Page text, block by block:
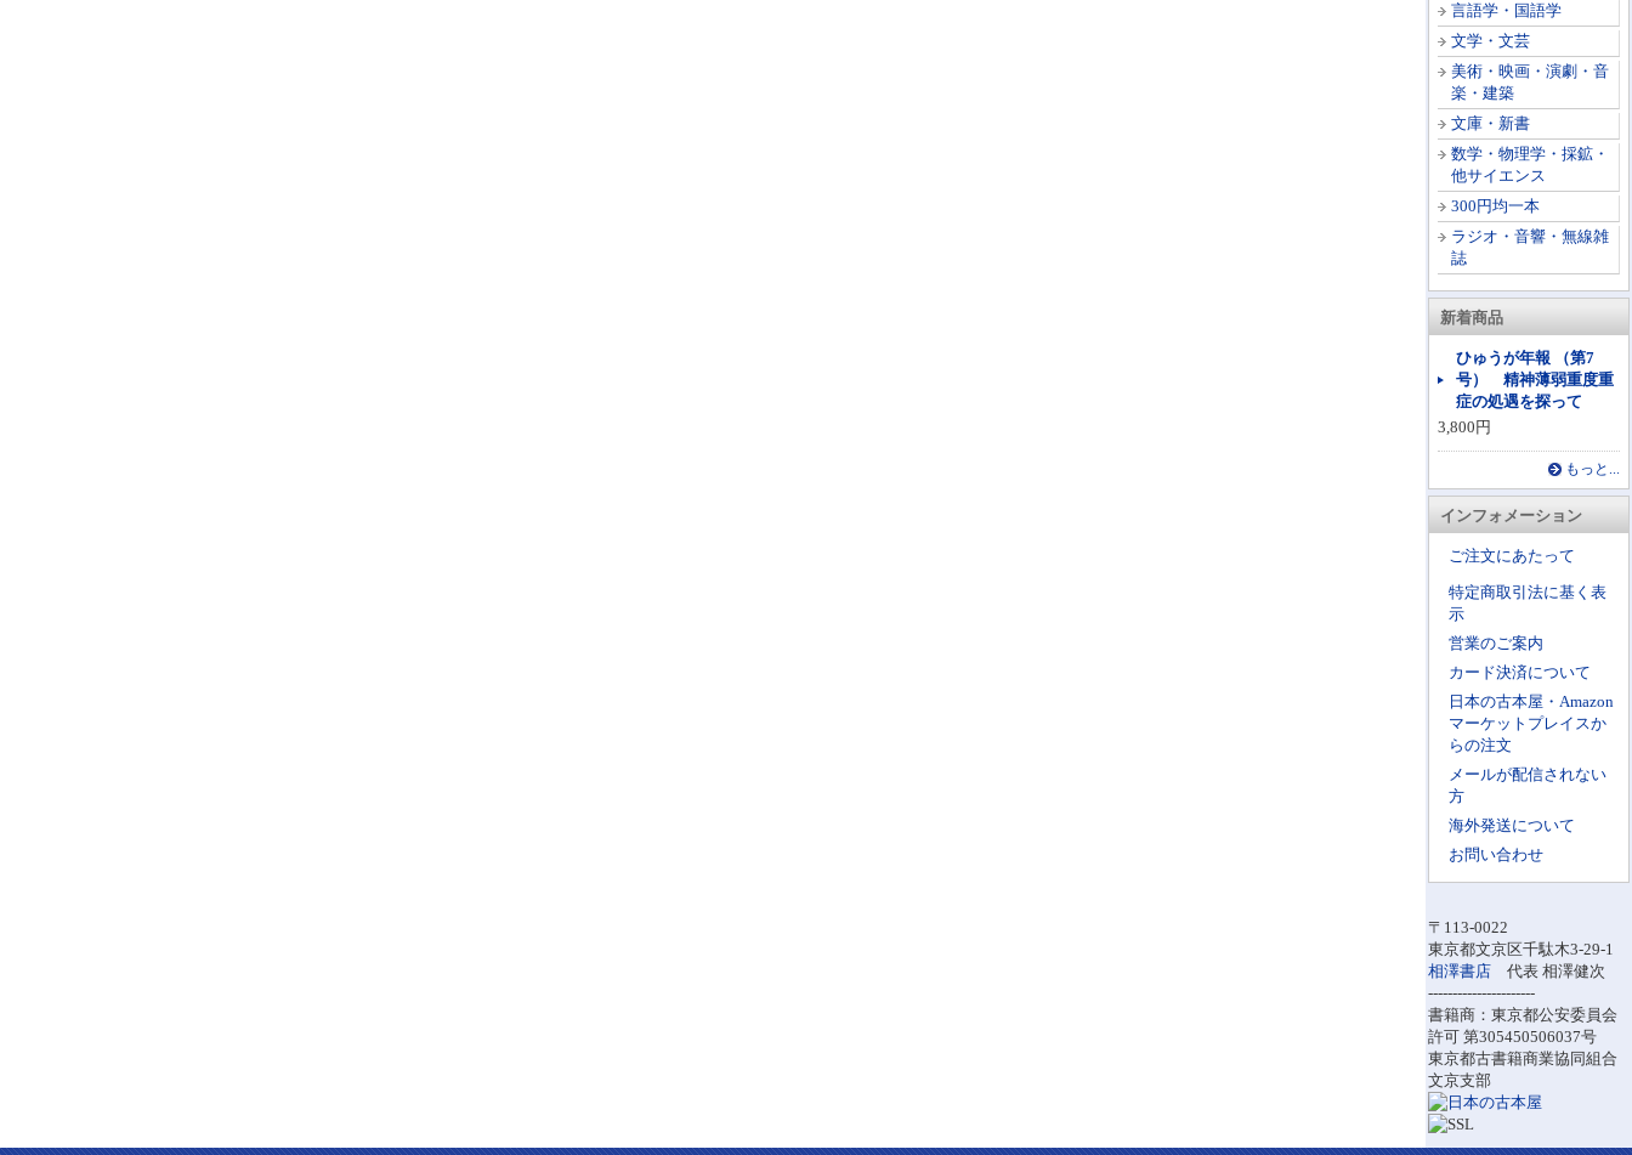
言語学・国語学
文学・文芸
美術・映画・演劇・音
楽・建築
文庫・新書
数学・物理学・採鉱・
他サイエンス
300円均一本
ラジオ・音響・無線雑
誌
新着商品
ひゅうが年報 （第7
号） 精神薄弱重度重
症の処遇を探って
3,800円
もっと...
インフォメーション
ご注文にあたって
特定商取引法に基く表
示
営業のご案内
カード決済について
日本の古本屋・Amazon
マーケットプレイスか
らの注文
メールが配信されない
方
海外発送について
お問い合わせ
〒113-0022
東京都文京区千駄木3-29-1
相澤書店 代表 相澤健次
----------------------
書籍商：東京都公安委員会
許可 第305450506037号
東京都古書籍商業協同組合
文京支部